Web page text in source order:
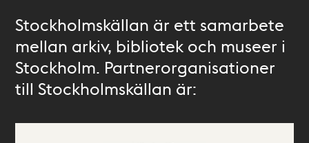
Stockholmskällan är ett samarbete
mellan arkiv, bibliotek och museer i
Stockholm. Partnerorganisationer
till Stockholmskällan är: